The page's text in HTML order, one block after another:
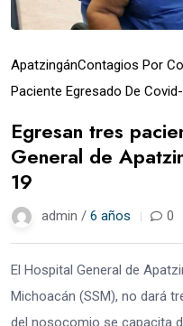
ApatzingánContagios Por
Paciente Egresado De
Egresan tres
General de
19
admin / 6 años 0
El Hospital General de
Michoacán (SSM), no dará
del nosocomio se capacita